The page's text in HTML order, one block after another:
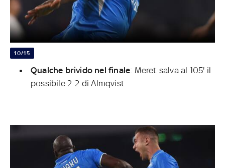
10/15
Qualche brivido nel finale: Meret salva al 105' il
possibile 2-2 di Almqvist